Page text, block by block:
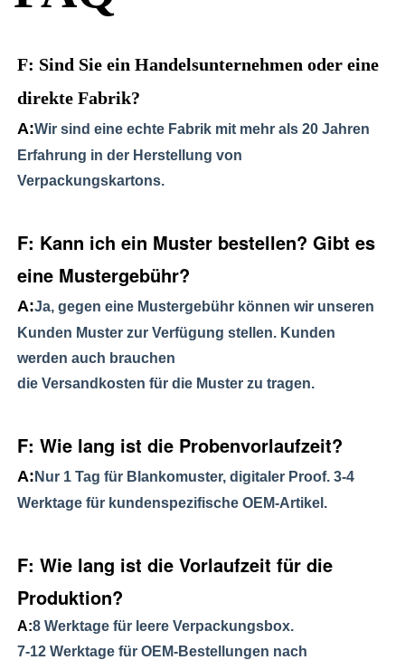
F: Sind Sie ein Handelsunternehmen oder eine
direkte Fabrik?
A:Wir sind eine echte Fabrik mit mehr als 20 Jahren
Erfahrung in der Herstellung von
Verpackungskartons.
F: Kann ich ein Muster bestellen? Gibt es
eine Mustergebühr?
A:Ja, gegen eine Mustergebühr können wir unseren
Kunden Muster zur Verfügung stellen. Kunden
werden auch brauchen
die Versandkosten für die Muster zu tragen.
F: Wie lang ist die Probenvorlaufzeit?
A: Nur 1 Tag für Blankomuster, digitaler Proof. 3-4
Werktage für kundenspezifische OEM-Artikel.
F: Wie lang ist die Vorlaufzeit für die
Produktion?
A:8 Werktage für leere Verpackungsbox.
7-12 Werktage für OEM-Bestellungen nach